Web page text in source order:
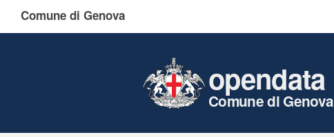
Comune di Genova
opendata
Comune di Genova